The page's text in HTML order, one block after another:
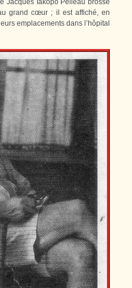
Jacques Iakopo Pelleau brosse
grand cœur ; il est affiché, en
emplacements dans l’hôpital